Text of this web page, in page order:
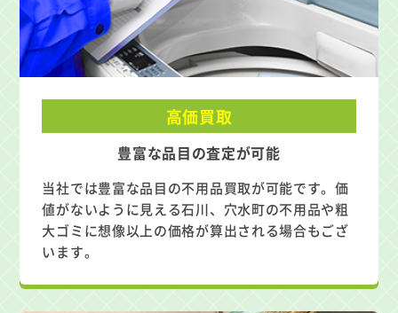
高価買取
豊富な品目の査定が可能
当社では豊富な品目の不用品買取が可能です。価
値がないように見える石川、穴水町の不用品や粗
大ゴミに想像以上の価格が算出される場合もござ
います。